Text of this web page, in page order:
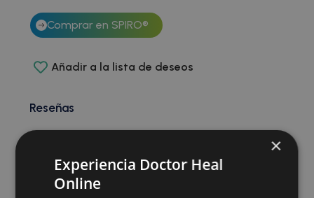
Comprar en SPIRO®
Añadir a la lista de deseos
Reseñas
Sé el primero en valorar “BEEM®”
Debesacceder
×
Experiencia Doctor Heal
Online